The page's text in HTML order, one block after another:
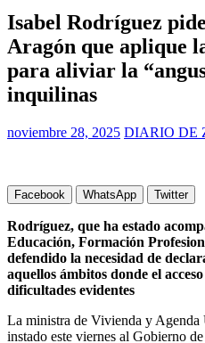
familias inquilinas
Isabel Rodríguez
Aragón que aplique
para aliviar la
inquilinas
Facebook WhatsApp Twitter
Rodríguez, que ha estado
Educación, Formación
defendido la necesidad de
dificultades evidentes